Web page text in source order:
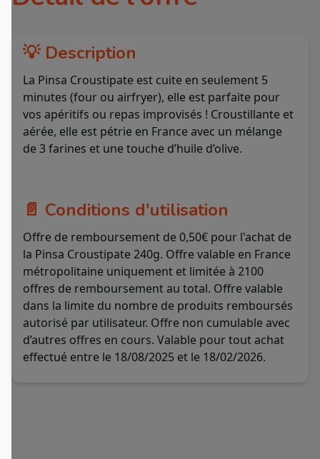
💡 Description
La Pinsa Croustipate est cuite en seulement 5
minutes (four ou airfryer), elle est parfaite pour
vos apéritifs ou repas improvisés ! Croustillante et
aérée, elle est pétrie en France avec un mélange
de 3 farines et une touche d’huile d’olive.
📄 Conditions d'utilisation
Offre de remboursement de 0,50€ pour l'achat de
la Pinsa Croustipate 240g. Offre valable en France
métropolitaine uniquement et limitée à 2100
offres de remboursement au total. Offre valable
dans la limite du nombre de produits remboursés
autorisé par utilisateur. Offre non cumulable avec
d’autres offres en cours. Valable pour tout achat
effectué entre le 18/08/2025 et le 18/02/2026.